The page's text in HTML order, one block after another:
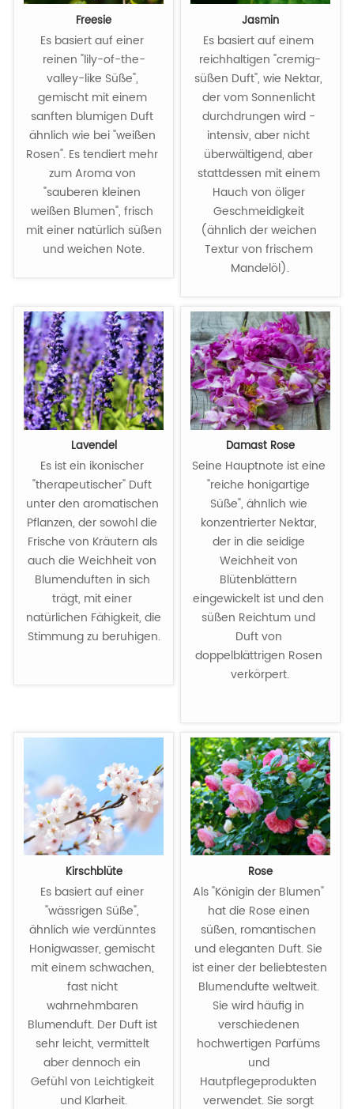
Freesie
Es basiert auf einer
reinen "lily-of-the-
valley-like Süße",
gemischt mit einem
sanften blumigen Duft
ähnlich wie bei "weißen
Rosen". Es tendiert mehr
zum Aroma von
"sauberen kleinen
weißen Blumen", frisch
mit einer natürlich süßen
und weichen Note.
Jasmin
Es basiert auf einem
reichhaltigen "cremig-
süßen Duft", wie Nektar,
der vom Sonnenlicht
durchdrungen wird -
intensiv, aber nicht
überwältigend, aber
stattdessen mit einem
Hauch von öliger
Geschmeidigkeit
(ähnlich der weichen
Textur von frischem
Mandelöl).
Lavendel
Es ist ein ikonischer
"therapeutischer" Duft
unter den aromatischen
Pflanzen, der sowohl die
Frische von Kräutern als
auch die Weichheit von
Blumenduften in sich
trägt, mit einer
natürlichen Fähigkeit, die
Stimmung zu beruhigen.
Damast Rose
Seine Hauptnote ist eine
"reiche honigartige
Süße", ähnlich wie
konzentrierter Nektar,
der in die seidige
Weichheit von
Blütenblättern
eingewickelt ist und den
süßen Reichtum und
Duft von
doppelblättrigen Rosen
verkörpert.
Kirschblüte
Es basiert auf einer
"wässrigen Süße",
ähnlich wie verdünntes
Honigwasser, gemischt
mit einem schwachen,
fast nicht
wahrnehmbaren
Blumenduft. Der Duft ist
sehr leicht, vermittelt
aber dennoch ein
Gefühl von Leichtigkeit
und Klarheit.
Rose
Als "Königin der Blumen"
hat die Rose einen
süßen, romantischen
und eleganten Duft. Sie
ist einer der beliebtesten
Blumendufte weltweit.
Sie wird häufig in
verschiedenen
hochwertigen Parfüms
und
Hautpflegeprodukten
verwendet. Sie sorgt